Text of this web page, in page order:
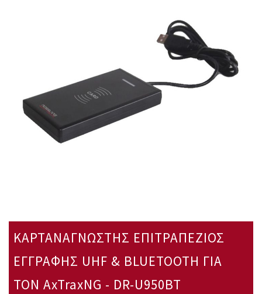
ΚΑΡΤΑΝΑΓΝΩΣΤΗΣ ΕΠΙΤΡΑΠΕΖΙΟΣ
ΕΓΓΡΑΦΗΣ UHF & BLUETOOTH ΓΙΑ
ΤΟΝ AxTraxNG - DR-U950BT